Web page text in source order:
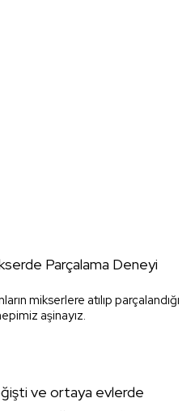
mikserlere atılıp parçalandığı
aşinayız.
ve ortaya evlerde